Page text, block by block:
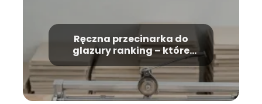
Ręczna przecinarka do
glazury ranking – które
modele warto kupić?